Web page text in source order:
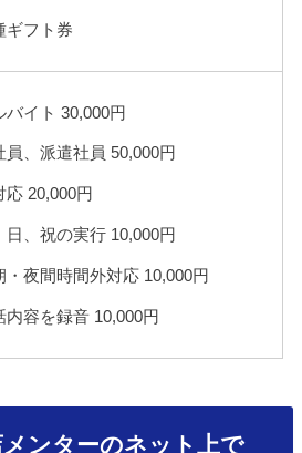
ギフト券
バイト 30,000円
員、派遣社員 50,000円
応 20,000円
日、祝の実行 10,000円
・夜間時間外対応 10,000円
内容を録音 10,000円
メンターのネット上で